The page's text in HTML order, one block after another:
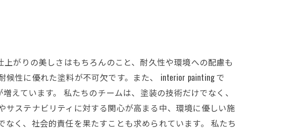
がりの美しさはもちろんのこと、耐久性や環境への配慮も
性に優れた塗料が不可欠です。また、 interior painting で
えています。 私たちのチームは、塗装の技術だけでなく、
ステナビリティに対する関心が高まる中、環境に優しい施
く、社会的責任を果たすことも求められています。 私たち